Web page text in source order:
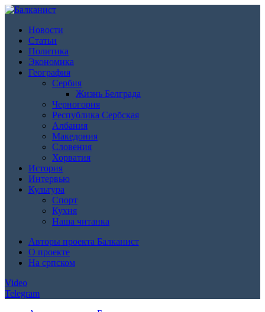
Новости
Статьи
Политика
Экономика
География
Сербия
Жизнь Белграда
Черногория
Республика Сербская
Албания
Македония
Словения
Хорватия
История
Интервью
Культура
Спорт
Кухня
Наша читанка
Авторы проекта Балканист
О проекте
На српском
Video
Telegram